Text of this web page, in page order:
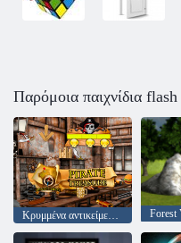
Παρόμοια παιχνίδια flash
Κρυμμένα αντικείμενα Pirate Treasure